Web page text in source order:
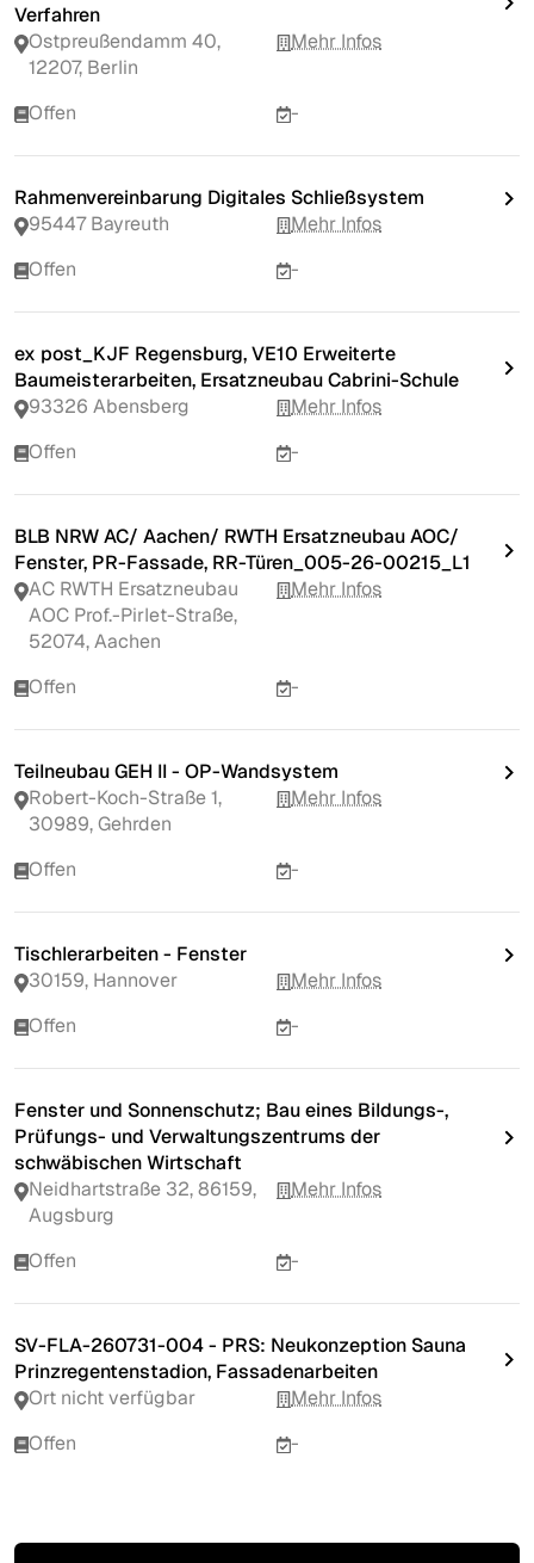
Verfahren
Ostpreußendamm 40,
12207, Berlin
Mehr Infos
Offen -
Rahmenvereinbarung Digitales Schließsystem
95447 Bayreuth
Mehr Infos
Offen
-
ex post_KJF Regensburg, VE10 Erweiterte
Baumeisterarbeiten, Ersatzneubau Cabrini-Schule
93326 Abensberg
Mehr Infos
Offen
-
BLB NRW AC/ Aachen/ RWTH Ersatzneubau AOC/
Fenster, PR-Fassade, RR-Türen_005-26-00215_L1
AC RWTH Ersatzneubau
AOC Prof.-Pirlet-Straße,
52074, Aachen
Mehr Infos
Offen -
Teilneubau GEH II - OP-Wandsystem
Robert-Koch-Straße 1,
30989, Gehrden
Mehr Infos
Offen -
Tischlerarbeiten - Fenster
30159, Hannover
Mehr Infos
Offen
-
Fenster und Sonnenschutz; Bau eines Bildungs-,
Prüfungs- und Verwaltungszentrums der
schwäbischen Wirtschaft
Neidhartstraße 32, 86159,
Augsburg
Mehr Infos
Offen -
SV-FLA-260731-004 - PRS: Neukonzeption Sauna
Prinzregentenstadion, Fassadenarbeiten
Ort nicht verfügbar
Mehr Infos
Offen
-